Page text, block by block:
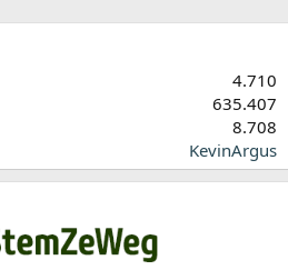
4.710
635.407
8.708
KevinArgus